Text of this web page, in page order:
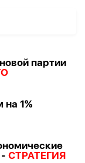
партии
1%
СТРАТЕГИЯ